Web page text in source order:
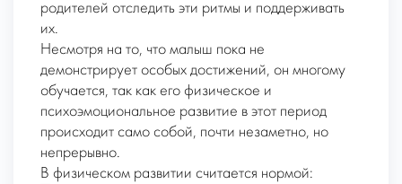
родителей отследить эти ритмы и поддерживать
их.
Несмотря на то, что малыш пока не
демонстрирует особых достижений, он многому
обучается, так как его физическое и
психоэмоциональное развитие в этот период
происходит само собой, почти незаметно, но
непрерывно.
В физическом развитии считается нормой: